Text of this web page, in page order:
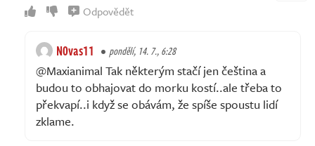
Odpovědět
N0vas11 pondělí, 14. 7., 6:28
@Maxianimal Tak některým stačí jen čeština a
budou to obhajovat do morku kostí..ale třeba to
překvapí..i když se obávám, že spíše spoustu lidí
zklame.